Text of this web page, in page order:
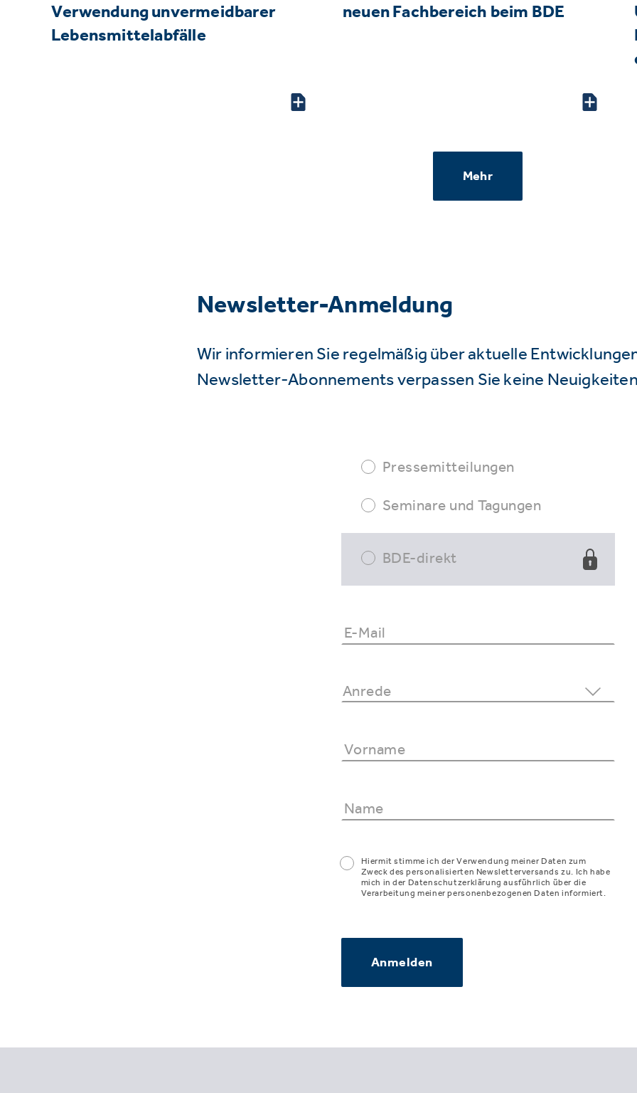
Verwendung unvermeidbarer
Lebensmittelabfälle
neuen Fachbereich beim BDE
Mehr
Newsletter-Anmeldung
Wir informieren Sie regelmäßig über aktuelle
Newsletter-Abonnements verpassen Sie keine
Pressemitteilungen
Seminare und Tagungen
BDE-direkt
Hiermit stimme ich der Verwendung meiner Daten zum
Zweck des personalisierten Newsletterversands zu. Ich habe
mich in der Datenschutzerklärung ausführlich über die
Verarbeitung meiner personenbezogenen Daten informiert.
Anmelden